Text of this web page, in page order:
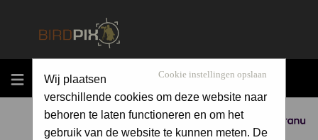
MENU
Sponsored by
Cookie instellingen opslaan
Wij plaatsen
verschillende cookies om deze website naar
behoren te laten functioneren en om het
gebruik van de website te kunnen meten. De